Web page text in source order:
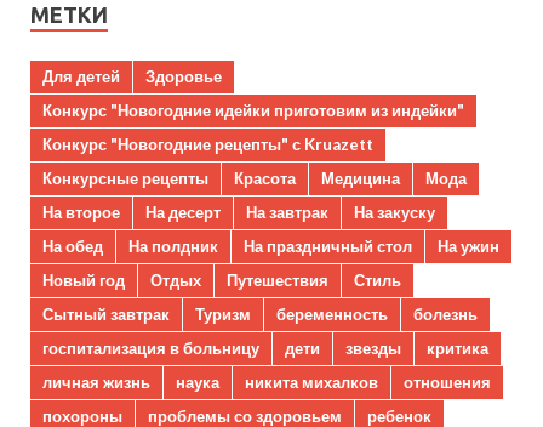
МЕТКИ
Для детей
Здоровье
Конкурс "Новогодние идейки приготовим из индейки"
Конкурс "Новогодние рецепты" с Kruazett
Конкурсные рецепты
Красота Медицина
Мода
На второе
На десерт На завтрак
На закуску
На обед
На полдник На праздничный стол
На ужин
Новый год
Отдых Путешествия
Стиль
Сытный завтрак
Туризм беременность
болезнь
госпитализация в больницу
дети звезды
критика
личная жизнь
наука никита михалков
отношения
похороны
проблемы со здоровьем
ребенок